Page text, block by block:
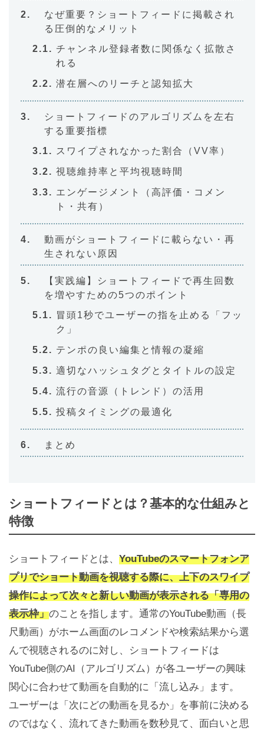
なぜ重要？ショートフィードに掲載され
る圧倒的なメリット
チャンネル登録者数に関係なく拡散さ
れる
潜在層へのリーチと認知拡大
ショートフィードのアルゴリズムを左右
する重要指標
スワイプされなかった割合（VV率）
視聴維持率と平均視聴時間
エンゲージメント（高評価・コメン
ト・共有）
動画がショートフィードに載らない・再
生されない原因
【実践編】ショートフィードで再生回数
を増やすための5つのポイント
冒頭1秒でユーザーの指を止める「フッ
ク」
テンポの良い編集と情報の凝縮
適切なハッシュタグとタイトルの設定
流行の音源（トレンド）の活用
投稿タイミングの最適化
まとめ
ショートフィードとは？基本的な仕組みと
特徴
ショートフィードとは、 YouTubeのスマートフォンア
プリでショート動画を視聴する際に、上下のスワイプ
操作によって次々と新しい動画が表示される「専用の
表示枠」のことを指します。通常のYouTube動画（長
尺動画）がホーム画面のレコメンドや検索結果から選
んで視聴されるのに対し、ショートフィードは
YouTube側のAI（アルゴリズム）が各ユーザーの興味
関心に合わせて動画を自動的に「流し込み」ます。
ユーザーは「次にどの動画を見るか」を事前に決める
のではなく、流れてきた動画を数秒見て、面白いと思